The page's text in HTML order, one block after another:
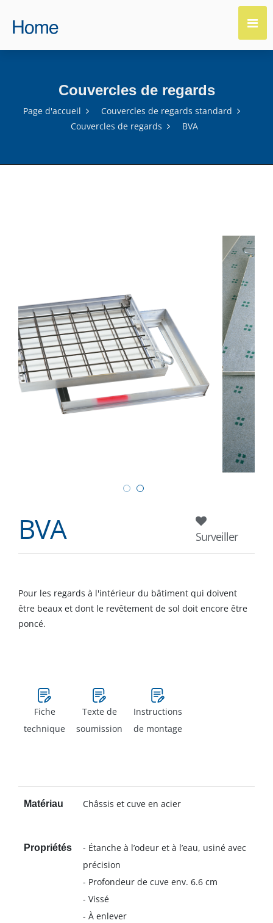
Couvercles de regards
Page d'accueil
Couvercles de regards standard
Couvercles de regards
BVA
BVA Surveiller
Pour les regards à l'intérieur du bâtiment qui doivent
être beaux et dont le revêtement de sol doit encore être
poncé.
Fiche
technique
Texte de
soumission
Instructions
de montage
Matériau Châssis et cuve en acier
Propriétés
- Étanche à l’odeur et à l’eau, usiné avec
précision
- Profondeur de cuve env. 6.6 cm
- Vissé
- À enlever